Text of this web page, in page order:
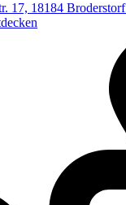
17, 18184 Broderstorf